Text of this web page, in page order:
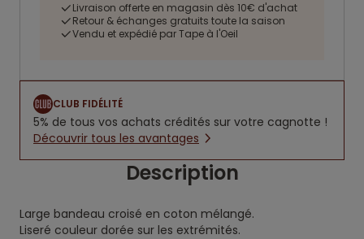
Livraison offerte en magasin dès 10€ d'achat
Retour & échanges gratuits toute la saison
Vendu et expédié par Tape à l'Oeil
CLUB FIDÉLITÉ
5% de tous vos achats crédités sur votre cagnotte !
Découvrir tous les avantages
Description
Large bandeau croisé en coton mélangé.
Liseré couleur dorée sur les extrémités.